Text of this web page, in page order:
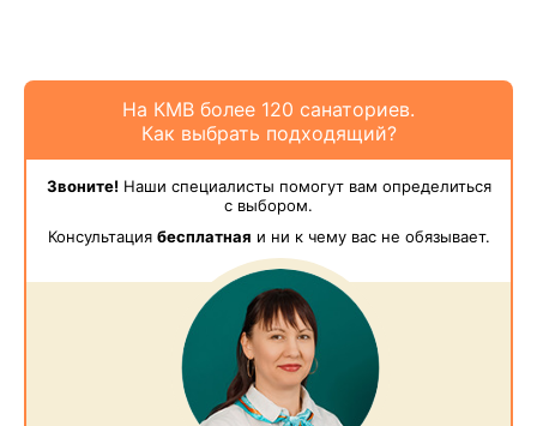
На КМВ более 120 санаториев.
Как выбрать подходящий?
Звоните!Наши специалисты помогут вам определиться
с выбором.
Консультация бесплатная и ни к чему вас не обязывает.